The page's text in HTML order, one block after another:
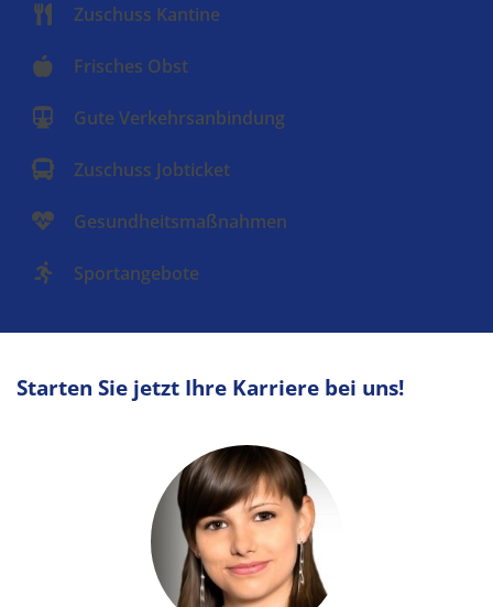
Zuschuss Kantine
Frisches Obst
Gute Verkehrsanbindung
Zuschuss Jobticket
Gesundheitsmaßnahmen
Sportangebote
Starten Sie jetzt Ihre Karriere bei uns!